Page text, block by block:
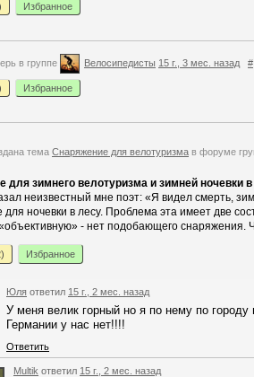
Избранное
в группе Велосипедисты 15 г., 3 мес. назад #
Избранное
тема Снаряжение для велотуризма в форуме
для зимнего велотуризма и зимней ночевки
неизвестный мне поэт: «Я видел смерть,
ночевки в лесу. Проблема эта имеет две
- нет подобающего снаряжения.
) Избранное
Юля ответил 15 г., 2 мес. назад
У меня велик горный но я по нему по
Германии у нас нет!!!!
Ответить
Multik ответил 15 г., 2 мес. назад